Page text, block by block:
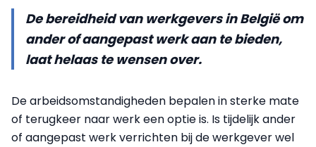
De bereidheid van werkgevers in België om
ander of aangepast werk aan te bieden,
laat helaas te wensen over.
De arbeidsomstandigheden bepalen in sterke mate
of terugkeer naar werk een optie is. Is tijdelijk ander
of aangepast werk verrichten bij de werkgever wel